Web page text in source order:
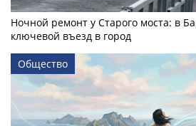
Ночной ремонт у Старого моста: в
ключевой въезд в город
Общество